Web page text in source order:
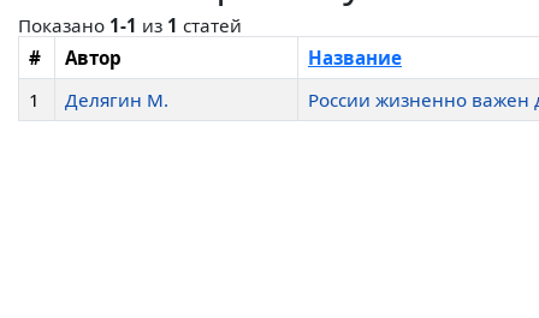
Показано 1-1 из 1 статей
#
Автор
Название
1
Делягин М. России жизненно важен